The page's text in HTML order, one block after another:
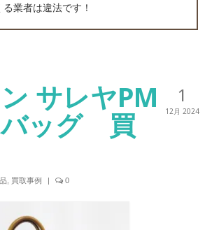
業者は違法です！
1
12月 2024
サレヤPM
バッグ 買
買取事例 | 0